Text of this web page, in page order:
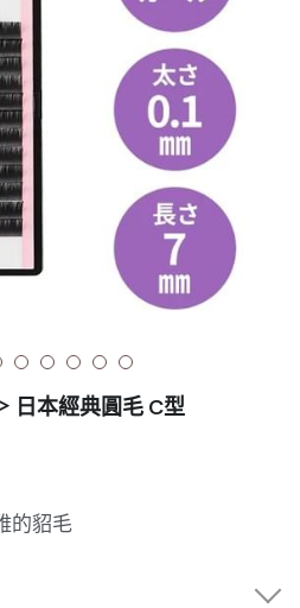
冊/登入
日本經典圓毛 C型
的貂毛